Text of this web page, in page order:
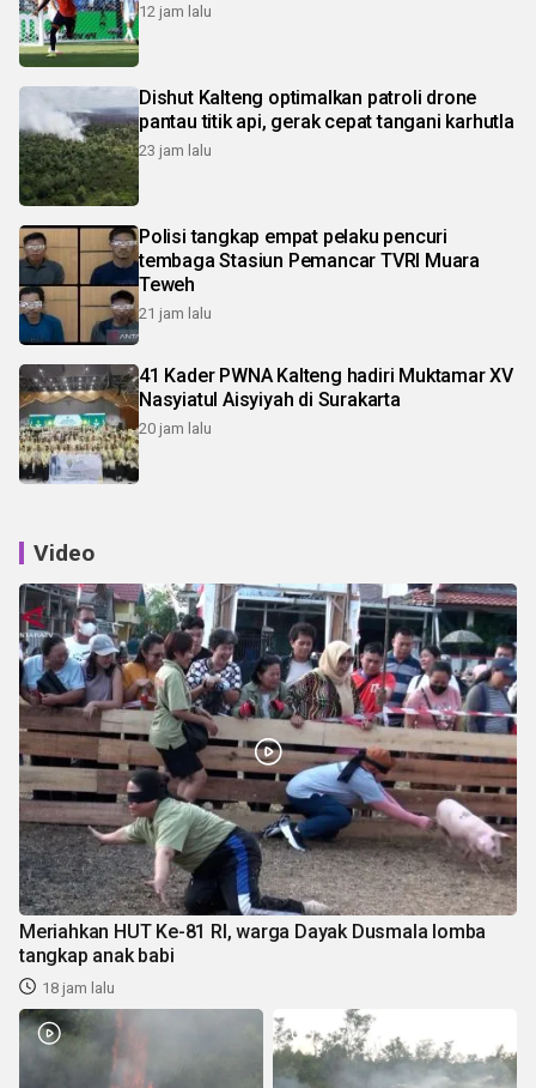
12 jam lalu
Dishut Kalteng optimalkan patroli drone
pantau titik api, gerak cepat tangani karhutla
23 jam lalu
Polisi tangkap empat pelaku pencuri
tembaga Stasiun Pemancar TVRI Muara
Teweh
21 jam lalu
41 Kader PWNA Kalteng hadiri Muktamar XV
Nasyiatul Aisyiyah di Surakarta
20 jam lalu
Video
Meriahkan HUT Ke-81 RI, warga Dayak Dusmala lomba
tangkap anak babi
18 jam lalu